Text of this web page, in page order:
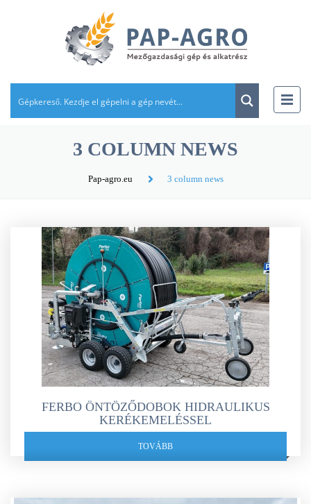
3 COLUMN NEWS
Pap-agro.eu 3 column news
FERBO ÖNTÖZŐDOBOK HIDRAULIKUS
KERÉKEMELÉSSEL
TOVÁBB